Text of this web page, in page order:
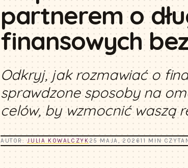
partnerem o
finansowych
Odkryj, jak rozmawiać o
sprawdzone sposoby na
celów, by wzmocnić waszą
AUTOR:JULIA KOWALCZYK25 MAJA, 202611 MIN